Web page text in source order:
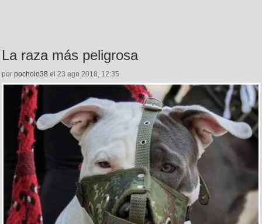
La raza más peligrosa
por pocholo38 el 23 ago 2018, 12:35